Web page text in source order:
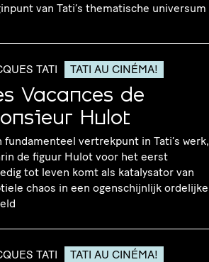
van Tati’s thematische universum
Vacances de
Hulot
TATI TATI AU CINÉMA!
fundamenteel vertrekpunt in Tati’s werk,
de figuur Hulot voor het eerst
tot leven komt als katalysator van
chaos in een ogenschijnlijk ordelijke
TATI TATI AU CINÉMA!